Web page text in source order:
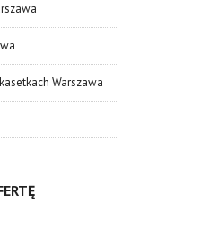
Warszawa